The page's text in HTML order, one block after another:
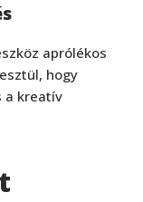
aprólékos
hogy
a kreatív